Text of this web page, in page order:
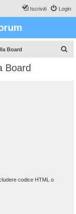
Login
Iscriviti
Board
Board
codice HTML o